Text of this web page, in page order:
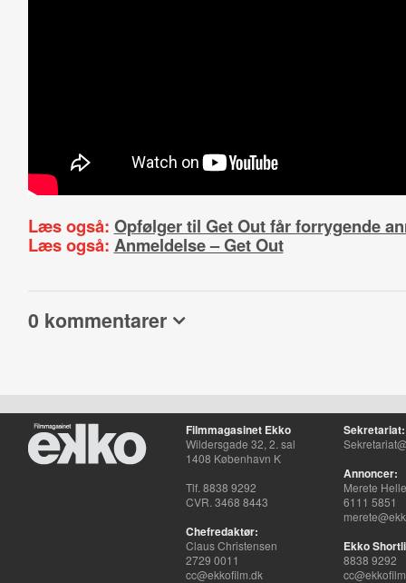
Læs også: Opfølger til Get Out får forrygende
Læs også: Anmeldelse – Get Out
0 kommentarer
Filmmagasinet Ekko
Wildersgade 32, 2. sal
1408 København K
Tlf. 8838 9292
CVR. 3468 8443
Chefredaktør:
Claus Christensen
2729 0011
cc@ekkofilm.dk
Sekretariat:
Annoncer:
Merete
6111 5851
Ekko
8838 9292